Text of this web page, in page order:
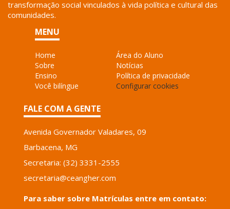
transformação social vinculados à vida política e cultural das
comunidades.
MENU
Home
Sobre
Ensino
Você bilíngue
Área do Aluno
Notícias
Política de privacidade
Configurar cookies
FALE COM A GENTE
Avenida Governador Valadares, 09
Barbacena, MG
Secretaria: (32) 3331-2555
secretaria@ceangher.com
Para saber sobre Matrículas entre em contato: